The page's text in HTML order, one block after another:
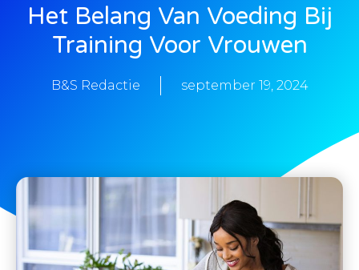
Het Belang Van Voeding Bij
Training Voor Vrouwen
B&S Redactie september 19, 2024